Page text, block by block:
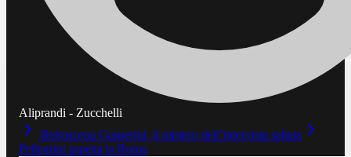
Aliprandi - Zucchelli
Retroscena Gasperini, il mistero dell’intervista saltata
Pellegrini aspetta la Roma